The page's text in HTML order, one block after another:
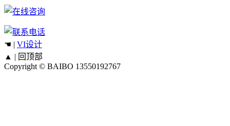
☚ | VI设计
▲ | 回顶部
Copyright © BAIBO 13550192767